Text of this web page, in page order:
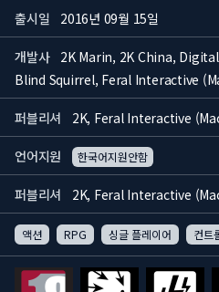
출시일 2016년 09월 15일
개발사
2K Marin, 2K China,
Blind Squirrel, Feral Interactive
퍼블리셔 2K, Feral Interactive
언어지원 한국어지원안함
퍼블리셔 2K, Feral Interactive
액션 RPG 싱글 플레이어 컨트